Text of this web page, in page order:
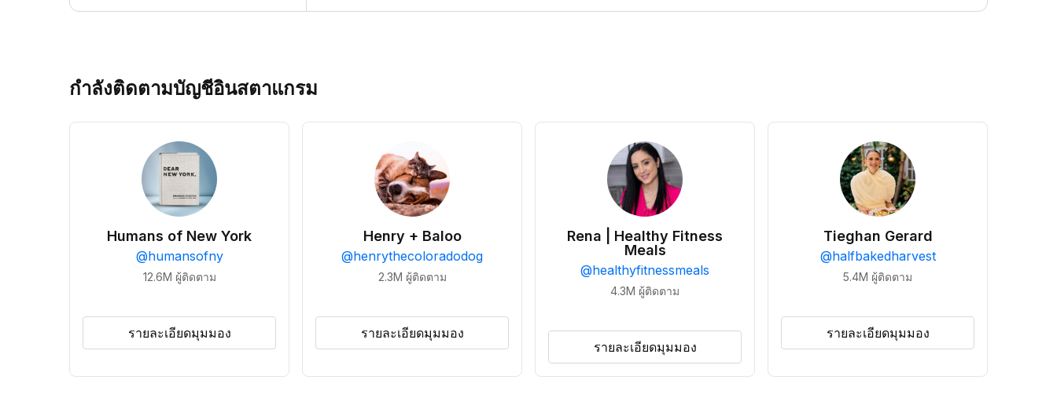
กำลังติดตามบัญชีอินสตาแกรม
Humans of New York
@humansofny
12.6M ผู้ติดตาม
รายละเอียดมุมมอง
Henry + Baloo
@henrythecoloradodog
2.3M ผู้ติดตาม
รายละเอียดมุมมอง
Rena | Healthy Fitness
Meals
@healthyfitnessmeals
4.3M ผู้ติดตาม
รายละเอียดมุมมอง
Tieghan Gerard
@halfbakedharvest
5.4M ผู้ติดตาม
รายละเอียดมุมมอง